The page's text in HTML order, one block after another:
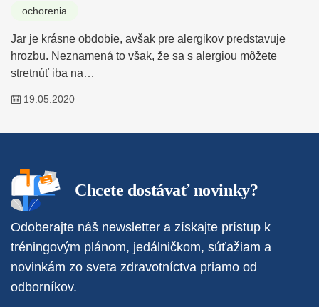
ochorenia
Jar je krásne obdobie, avšak pre alergikov predstavuje
hrozbu. Neznamená to však, že sa s alergiou môžete
stretnúť iba na…
19.05.2020
Chcete dostávať novinky?
Odoberajte náš newsletter a získajte prístup k
tréningovým plánom, jedálničkom, súťažiam a
novinkám zo sveta zdravotníctva priamo od
odborníkov.